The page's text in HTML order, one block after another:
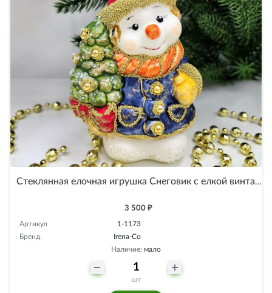
Стеклянная елочная игрушка Снеговик с елкой винтаж
3 500 ₽
Артикул
1-1173
Бренд
Irena-Co
Наличие: мало
шт